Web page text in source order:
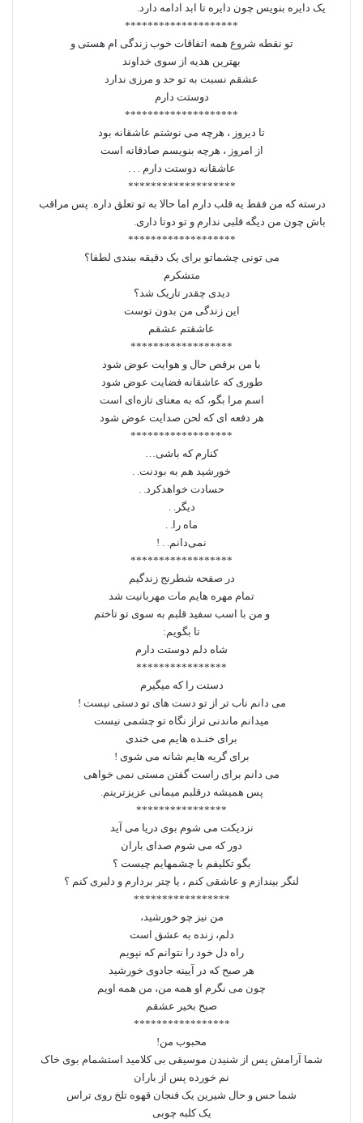
یک دایره بنویس چون دایره تا ابد ادامه دارد.
********************
تو نقطه شروع همه اتفاقات خوب زندگی ام هستی و
بهترین هدیه از سوی خداوند
عشقم نسبت به تو حد و مرزی ندارد
دوستت دارم
********************
تا دیروز ، هرچه می نوشتم عاشقانه بود
از امروز ، هرچه بنویسم صادقانه است
عاشقانه دوستت دارم . . .
*******************
درسته که من فقط یه قلب دارم اما حالا به تو تعلق داره. پس مراقب
باش چون من دیگه قلبی ندارم و تو دوتا داری.
*******************
می تونی چشماتو برای یک دقیقه ببندی لطفا؟
متشکرم
دیدی چقدر تاریک شد؟
این زندگی من بدون توست
عاشقتم عشقم
******************
با من برقص حال و هوایت عوض شود
طوری‌ که عاشقانه فضایت عوض شود
اسم مرا بگو، که به معنای تازه‌ای است
هر دفعه‌ ای که لحن صدایت عوض شود
******************
کنارم که باشی…
خورشید هم به بودنت. .
حسادت خواهدکرد. .
دیگر. .
ماه را. .
نمی‌دانم. . !
******************
در صفحه شطرنج زندگیم
تمام مهره‌ هایم مات مهربانیت شد
و من با اسب سفید قلبم به سوی تو تاختم
تا بگویم:
شاه دلم دوستت دارم
****************
دستت را که میگیرم
می دانم ناب تر از تو دست های تو دستی نیست !
میدانم ماندنی تراز نگاه تو چشمی نیست
برای خنـده هایم می خندی
برای گریه هایم شانه می شوی !
می دانم برای راست گفتن مستی نمی خواهی
پس همیشه درقلبم میمانی عزیزترینم.
****************
نزدیکت می شوم بوی دریا می آید
دور که می شوم صدای باران
بگو تکلیفم با چشمهایم چیست ؟
لنگر بیندازم و عاشقی کنم ، یا چتر بردارم و دلبری کنم ؟
*****************
من نیز چو‌ خورشید،
دلم، زنده به عشق است
راه دل خود را نتوانم که نپویم
هر صبح که در آیینه جادوی خورشید
چون می نگرم او همه من، من همه اویم
صبح بخیر عشقم
*****************
محبوب من!
شما آرامش پس از شنیدن موسیقی بی کلامید استشمام بوی خاک
نم خورده پس از باران
شما حس و حال شیرین یک فنجان قهوه تلخ روی تراس
یک کلبه چوبی